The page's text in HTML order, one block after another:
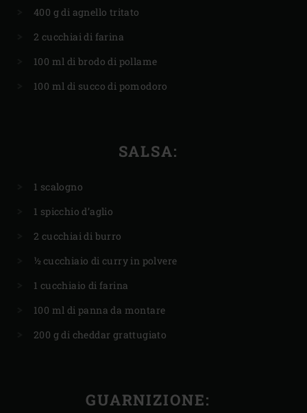
400 g di agnello tritato
2 cucchiai di farina
100 ml di brodo di pollame
100 ml di succo di pomodoro
SALSA:
1 scalogno
1 spicchio d’aglio
2 cucchiai di burro
½ cucchiaio di curry in polvere
1 cucchiaio di farina
100 ml di panna da montare
200 g di cheddar grattugiato
GUARNIZIONE: